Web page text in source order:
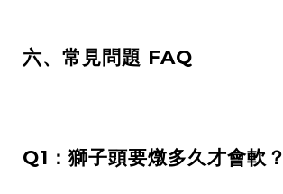
六、常見問題 FAQ
Q1：獅子頭要燉多久才會軟？